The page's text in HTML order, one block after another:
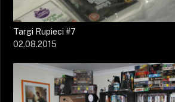
Targi Rupieci #7
02.08.2015